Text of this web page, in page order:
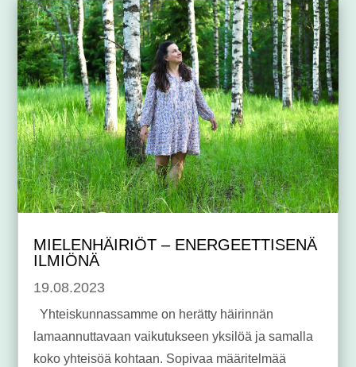
MIELENHÄIRIÖT – ENERGEETTISENÄ
ILMIÖNÄ
19.08.2023
Yhteiskunnassamme on herätty häirinnän
lamaannuttavaan vaikutukseen yksilöä ja samalla
koko yhteisöä kohtaan. Sopivaa määritelmää